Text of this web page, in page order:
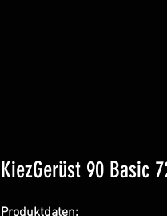
KiezGerüst 90 Basic
Produktdaten: